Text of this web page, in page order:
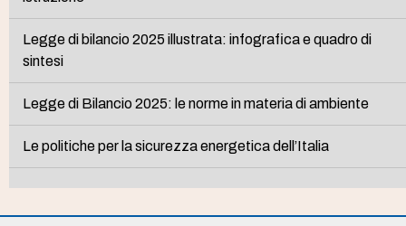
Legge di bilancio 2025 illustrata: infografica e quadro di
sintesi
Legge di Bilancio 2025: le norme in materia di ambiente
Le politiche per la sicurezza energetica dell’Italia